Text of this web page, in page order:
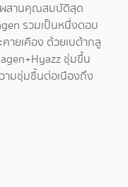
ผสานคุณสมบัติสุด
รวมเป็นหนึ่งตอบ
ายเคือง ด้วยเบต้ากลู
ชุ่มขึ้น
ามชุ่มชื้นต่อเนืองถึง